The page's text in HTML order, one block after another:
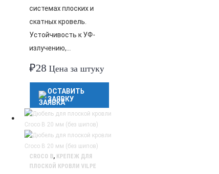
системах плоских и
скатных кровель.
Устойчивость к УФ-
излучению,…
₽28 Цена за штуку
ОСТАВИТЬ
ЗАЯВКУ
CROCO B, КРЕПЕЖ ДЛЯ
ПЛОСКОЙ КРОВЛИ VILPE